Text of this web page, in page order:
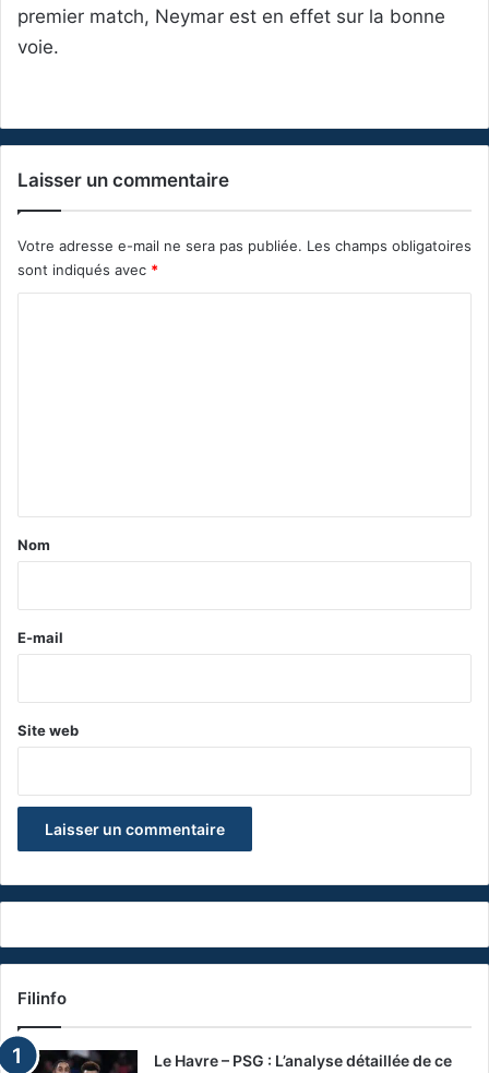
premier match, Neymar est en effet sur la bonne
voie.
Laisser un commentaire
Votre adresse e-mail ne sera pas publiée. Les champs obligatoires
sont indiqués avec *
a
e
Nom
E-mail
Site web
Filinfo
Le Havre – PSG : L’analyse détaillée de ce